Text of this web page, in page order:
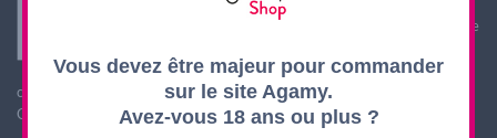
mineurs de moins de 18 ans. La preuve de majorité de
L'abus d'alcool est dangereux pour la santé, à
consommer avec modération
CODE DE LA SANTE PUBLIQUE, ART. L. 3342-1 et L. 3353-3
Vous devez être majeur pour commander
sur le site Agamy.
Avez-vous 18 ans ou plus ?